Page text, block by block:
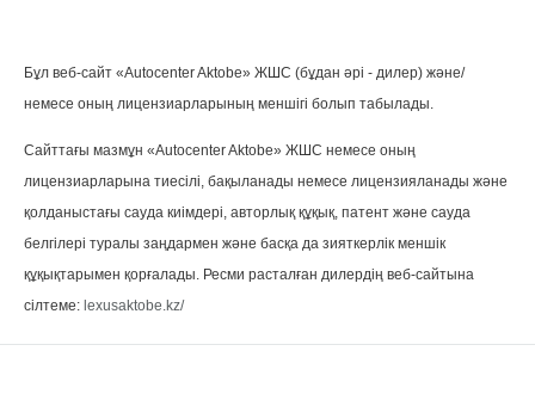
Бұл веб-сайт «Autocenter Aktobe» ЖШС (бұдан әрі - дилер) және/
немесе оның лицензиарларының меншігі болып табылады.
Сайттағы мазмұн «Autocenter Aktobe» ЖШС немесе оның
лицензиарларына тиесілі, бақыланады немесе лицензияланады және
қолданыстағы сауда киімдері, авторлық құқық, патент және сауда
белгілері туралы заңдармен және басқа да зияткерлік меншік
құқықтарымен қорғалады. Ресми расталған дилердің веб-сайтына
сілтеме: lexusaktobe.kz/